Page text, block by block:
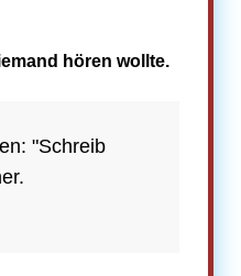
hören wollte.
"Schreib